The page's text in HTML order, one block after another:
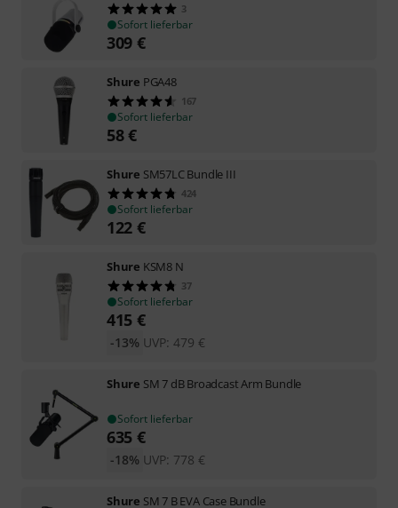
3
Sofort lieferbar
309 €
Shure PGA48
167
Sofort lieferbar
58€
Shure SM57LC Bundle III
424
Sofort lieferbar
122 €
Shure KSM8 N
37
Sofort lieferbar
415 €
UVP: 479 €
-13%
Shure SM 7 dB Broadcast Arm Bundle
Sofort lieferbar
635 €
UVP: 778 €
-18%
Shure SM 7 B EVA Case Bundle